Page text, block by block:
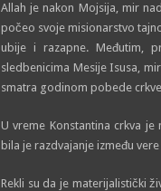
Allah je nakon Mojsija, mir
počeo svoje misionarstvo
ubije i razapne. Međutim,
sledbenicima Mesije Isusa,
smatra godinom pobede
U vreme Konstantina crkva je
bila je razdvajanje između
Rekli su da je materijalistički